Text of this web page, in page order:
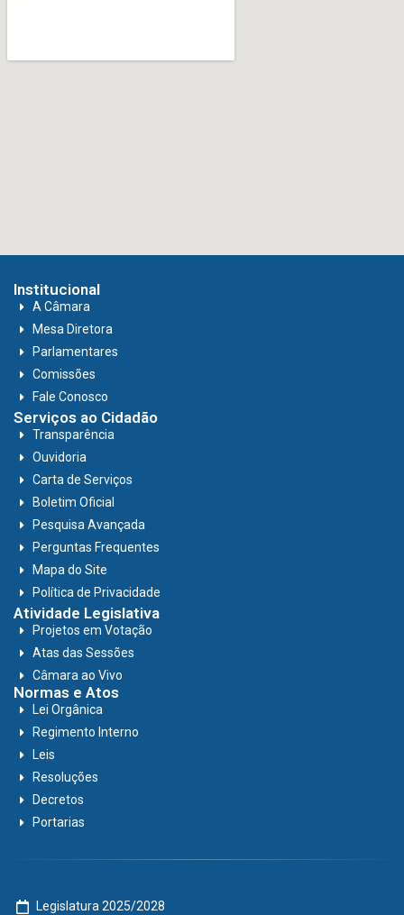
Institucional
A Câmara
Mesa Diretora
Parlamentares
Comissões
Fale Conosco
Serviços ao Cidadão
Transparência
Ouvidoria
Carta de Serviços
Boletim Oficial
Pesquisa Avançada
Perguntas Frequentes
Mapa do Site
Política de Privacidade
Atividade Legislativa
Projetos em Votação
Atas das Sessões
Câmara ao Vivo
Normas e Atos
Lei Orgânica
Regimento Interno
Leis
Resoluções
Decretos
Portarias
Legislatura 2025/2028